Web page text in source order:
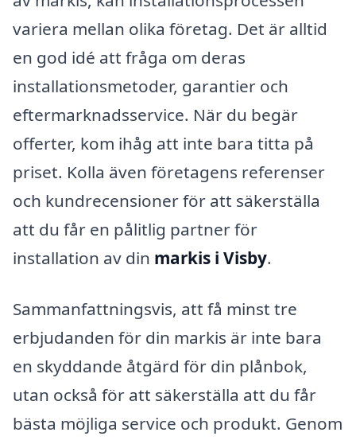
variera mellan olika företag. Det är alltid
en god idé att fråga om deras
installationsmetoder, garantier och
eftermarknadsservice. När du begär
offerter, kom ihåg att inte bara titta på
priset. Kolla även företagens referenser
och kundrecensioner för att säkerställa
att du får en pålitlig partner för
installation av din markis i Visby.
Sammanfattningsvis, att få minst tre
erbjudanden för din markis är inte bara
en skyddande åtgärd för din plånbok,
utan också för att säkerställa att du får
bästa möjliga service och produkt. Genom